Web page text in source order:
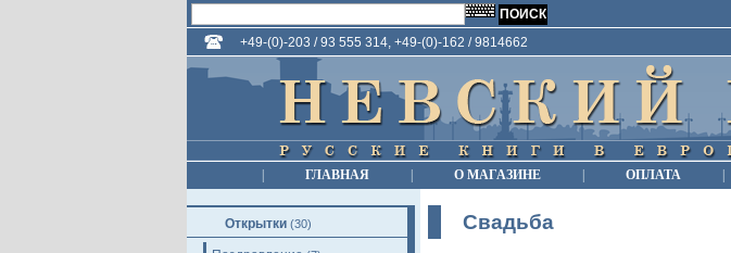
+49-(0)-203 / 93 555 314, +49-(0)-162 / 9814662
ГЛАВНАЯ О МАГАЗИНЕ ОПЛАТА
Открытки (30) Свадьба